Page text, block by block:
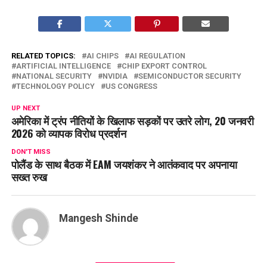
RELATED TOPICS: AI CHIPS
AI REGULATION
ARTIFICIAL INTELLIGENCE
CHIP EXPORT CONTROL
NATIONAL SECURITY
NVIDIA
SEMICONDUCTOR SECURITY
TECHNOLOGY POLICY
US CONGRESS
UP NEXT
अमेरिका में ट्रंप नीतियों के खिलाफ सड़कों पर उतरे लोग, 20 जनवरी
2026 को व्यापक विरोध प्रदर्शन
DON'T MISS
पोलैंड के साथ बैठक में EAM जयशंकर ने आतंकवाद पर अपनाया
सख्त रुख
Mangesh Shinde